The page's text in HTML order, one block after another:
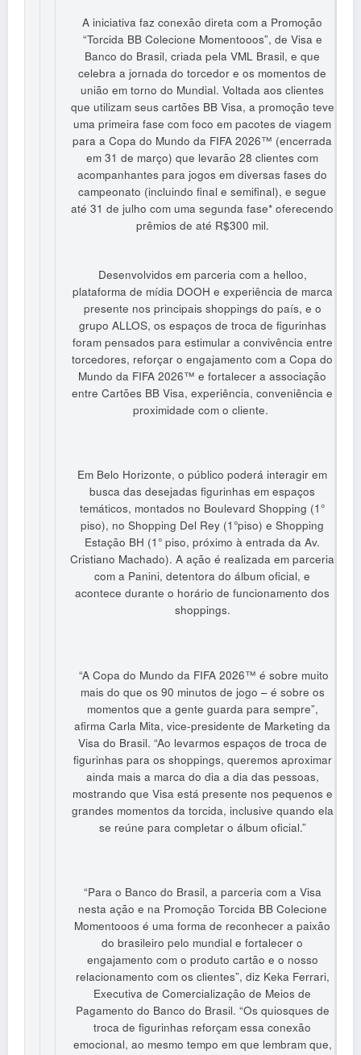
A iniciativa faz conexão direta com a Promoção
“Torcida BB Colecione Momentooos”, de Visa e
Banco do Brasil, criada pela VML Brasil, e que
celebra a jornada do torcedor e os momentos de
união em torno do Mundial. Voltada aos clientes
que utilizam seus cartões BB Visa, a promoção teve
uma primeira fase com foco em pacotes de viagem
para a Copa do Mundo da FIFA 2026™ (encerrada
em 31 de março) que levarão 28 clientes com
acompanhantes para jogos em diversas fases do
campeonato (incluindo final e semifinal), e segue
até 31 de julho com uma segunda fase* oferecendo
prêmios de até R$300 mil.
Desenvolvidos em parceria com a helloo,
plataforma de mídia DOOH e experiência de marca
presente nos principais shoppings do país, e o
grupo ALLOS, os espaços de troca de figurinhas
foram pensados para estimular a convivência entre
torcedores, reforçar o engajamento com a Copa do
Mundo da FIFA 2026™ e fortalecer a associação
entre Cartões BB Visa, experiência, conveniência e
proximidade com o cliente.
Em Belo Horizonte, o público poderá interagir em
busca das desejadas figurinhas em espaços
temáticos, montados no Boulevard Shopping (1°
piso), no Shopping Del Rey (1°piso) e Shopping
Estação BH (1° piso, próximo à entrada da Av.
Cristiano Machado). A ação é realizada em parceria
com a Panini, detentora do álbum oficial, e
acontece durante o horário de funcionamento dos
shoppings.
“A Copa do Mundo da FIFA 2026™ é sobre muito
mais do que os 90 minutos de jogo – é sobre os
momentos que a gente guarda para sempre”,
afirma Carla Mita, vice-presidente de Marketing da
Visa do Brasil. “Ao levarmos espaços de troca de
figurinhas para os shoppings, queremos aproximar
ainda mais a marca do dia a dia das pessoas,
mostrando que Visa está presente nos pequenos e
grandes momentos da torcida, inclusive quando ela
se reúne para completar o álbum oficial.”
“Para o Banco do Brasil, a parceria com a Visa
nesta ação e na Promoção Torcida BB Colecione
Momentooos é uma forma de reconhecer a paixão
do brasileiro pelo mundial e fortalecer o
engajamento com o produto cartão e o nosso
relacionamento com os clientes”, diz Keka Ferrari,
Executiva de Comercialização de Meios de
Pagamento do Banco do Brasil. “Os quiosques de
troca de figurinhas reforçam essa conexão
emocional, ao mesmo tempo em que lembram que,